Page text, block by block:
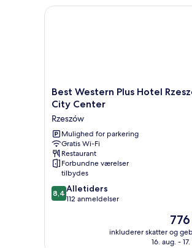
2
Best
Western
Plus
Hotel
Rzeszow
City
Center
Rzeszów
Best Western Plus Hotel
City Center
Rzeszów
Mulighed for parkering
Gratis Wi-Fi
Restaurant
Forbundne værelser
tilbydes
8.4
ud
8,4 Alletiders
112 anmeldelser
Prisen
er
776
inkluderer skatter og
16. aug. -
Best Western Plus Hotel Rzeszow